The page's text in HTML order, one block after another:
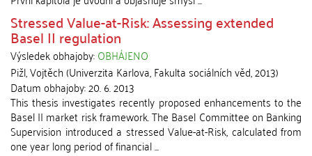
Stressed Value-at-Risk: Assessing extended
Basel II regulation
Výsledek obhajoby:OBHÁJENO
Pižl, Vojtěch(Univerzita Karlova, Fakulta sociálních věd,2013)
Datum obhajoby:20. 6. 2013
This thesis investigates recently proposed enhancements to the
Basel II market risk framework. The Basel Committee on Banking
Supervision introduced a stressed Value-at-Risk, calculated from
one year long period of financial ...